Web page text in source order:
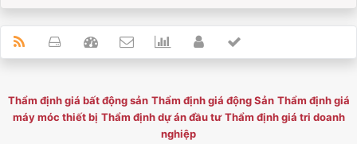
Thẩm định giá bất động sản Thẩm định giá động Sản Thẩm định giá
máy móc thiết bị Thẩm định dự án đầu tư Thẩm định giá tri doanh
nghiệp